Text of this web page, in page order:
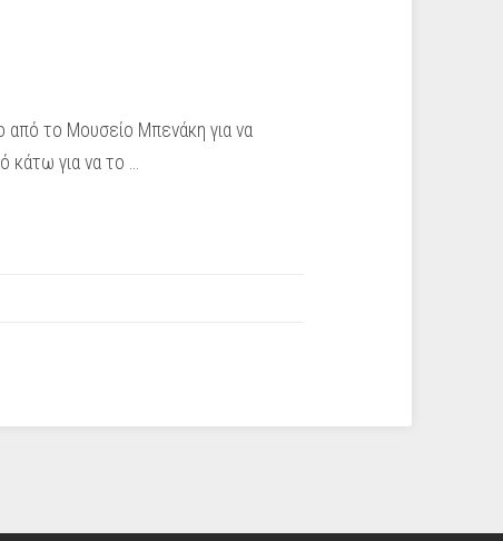
από το Μουσείο Μπενάκη για να
κάτω για να το …